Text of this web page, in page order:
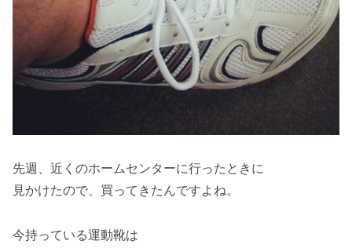
先週、近くのホームセンターに行ったときに
見かけたので、買ってきたんですよね。
今持っている運動靴は